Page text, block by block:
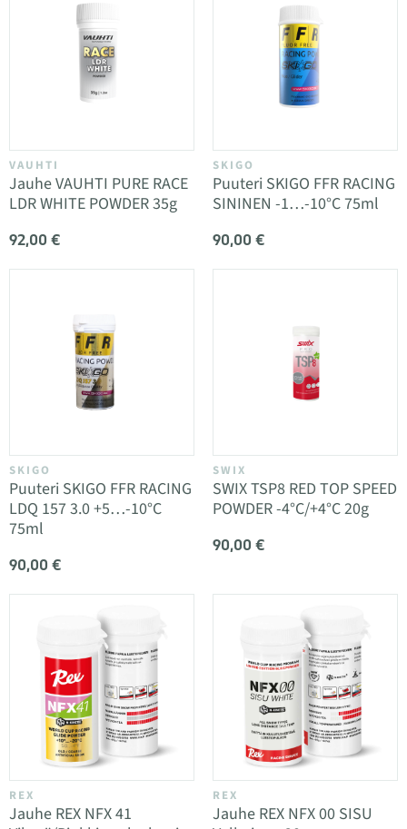
VAUHTI
Jauhe VAUHTI PURE RACE
LDR WHITE POWDER 35g
92,00 €
SKIGO
Puuteri SKIGO FFR RACING
SININEN -1…-10°C 75ml
90,00 €
SKIGO
Puuteri SKIGO FFR RACING
LDQ 157 3.0 +5…-10°C
75ml
90,00 €
SWIX
SWIX TSP8 RED TOP SPEED
POWDER -4°C/+4°C 20g
90,00 €
REX
Jauhe REX NFX 41
REX
Jauhe REX NFX 00 SISU